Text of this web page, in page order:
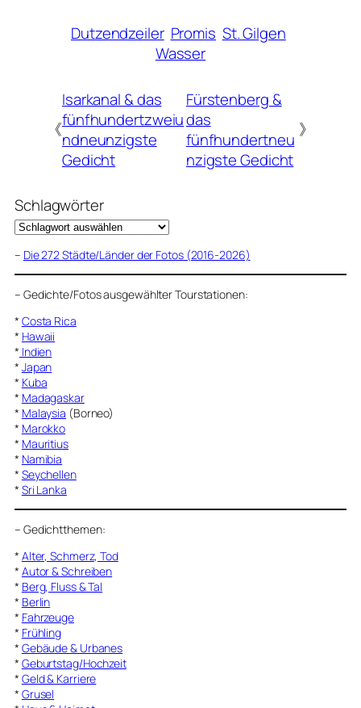
Dutzendzeiler Promis St. Gilgen
Wasser
《
Isarkanal & das
fünfhundertzweiu
ndneunzigste
Gedicht
Fürstenberg &
das
fünfhundertneu
nzigste Gedicht
》
Schlagwörter
– Die 272 Städte/Länder der Fotos (2016-2026)
– Gedichte/Fotos ausgewählter Tourstationen:
* Costa Rica
* Hawaii
* Indien
* Japan
* Kuba
* Madagaskar
* Malaysia (Borneo)
* Marokko
* Mauritius
* Namibia
* Seychellen
* Sri Lanka
– Gedichtthemen:
* Alter, Schmerz, Tod
* Autor & Schreiben
* Berg, Fluss & Tal
* Berlin
* Fahrzeuge
* Frühling
* Gebäude & Urbanes
* Geburtstag/Hochzeit
* Geld & Karriere
* Grusel